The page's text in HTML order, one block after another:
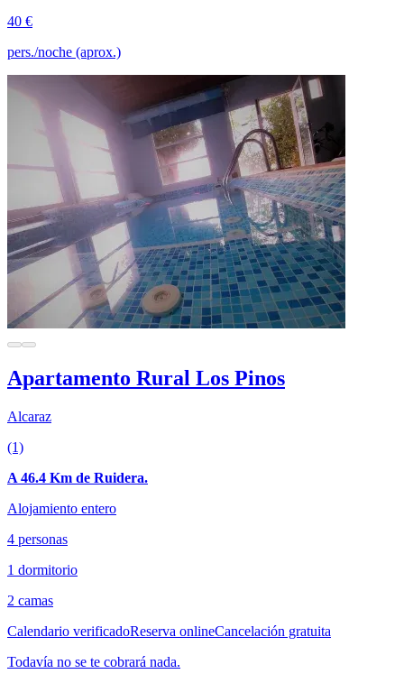
40 €
pers./noche (aprox.)
Apartamento Rural Los Pinos
Alcaraz
(1)
A 46.4 Km de Ruidera.
Alojamiento entero
4 personas
1 dormitorio
2 camas
Calendario verificadoReserva onlineCancelación gratuita
Todavía no se te cobrará nada.